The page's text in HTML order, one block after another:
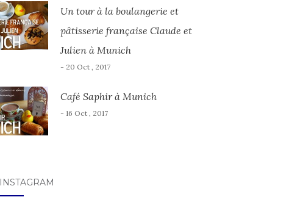
Un tour à la boulangerie et
pâtisserie française Claude et
Julien à Munich
- 20 Oct , 2017
Café Saphir à Munich
- 16 Oct , 2017
INSTAGRAM